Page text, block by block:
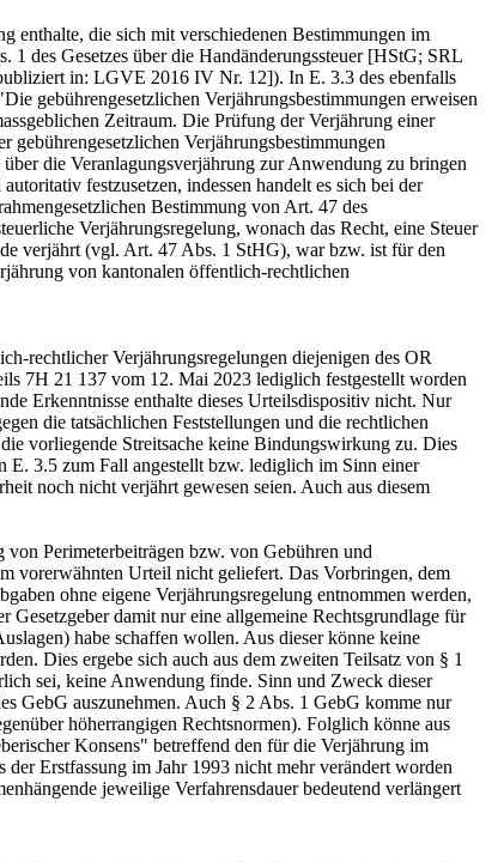
enthalte, die sich mit verschiedenen Bestimmungen im
des Gesetzes über die Handänderungssteuer [HStG; SRL
in: LGVE 2016 IV Nr. 12]). In E. 3.3 des ebenfalls
gebührengesetzlichen Verjährungsbestimmungen erweisen
Zeitraum. Die Prüfung der Verjährung einer
Verjährungsbestimmungen
die Veranlagungsverjährung zur Anwendung zu bringen
festzusetzen, indessen handelt es sich bei der
Bestimmung von Art. 47 des
Verjährungsregelung, wonach das Recht, eine Steuer
verjährt (vgl. Art. 47 Abs. 1 StHG), war bzw. ist für den
von kantonalen öffentlich-rechtlichen
rechtlicher Verjährungsregelungen diejenigen des OR
7H 21 137 vom 12. Mai 2023 lediglich festgestellt worden
Erkenntnisse enthalte dieses Urteilsdispositiv nicht. Nur
die tatsächlichen Feststellungen und die rechtlichen
vorliegende Streitsache keine Bindungswirkung zu. Dies
E. 3.5 zum Fall angestellt bzw. lediglich im Sinn einer
noch nicht verjährt gewesen seien. Auch aus diesem
Perimeterbeiträgen bzw. von Gebühren und
vorerwähnten Urteil nicht geliefert. Das Vorbringen, dem
ohne eigene Verjährungsregelung entnommen werden,
Gesetzgeber damit nur eine allgemeine Rechtsgrundlage für
habe schaffen wollen. Aus dieser könne keine
Dies ergebe sich auch aus dem zweiten Teilsatz von § 1
sei, keine Anwendung finde. Sinn und Zweck dieser
GebG auszunehmen. Auch § 2 Abs. 1 GebG komme nur
höherrangigen Rechtsnormen). Folglich könne aus
Konsens" betreffend den für die Verjährung im
Erstfassung im Jahr 1993 nicht mehr verändert worden
jeweilige Verfahrensdauer bedeutend verlängert